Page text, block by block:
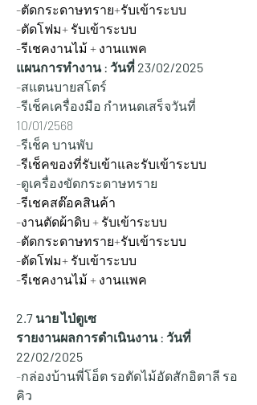
-ตัดกระดาษทราย+รับเข้าระบบ
-ตัดโฟม+ รับเข้าระบบ
-รีเชคงานไม้ + งานแพค
แผนการทำงาน : วันที่ 23/02/2025
-สแตนบายสโตร์
-รีเช็คเครื่องมือ กำหนดเสร็จวันที่
10/01/2568
-รีเช็ค บานพับ
-รีเช็คของที่รับเข้าและรับเข้าระบบ
-ดูเครื่องขัดกระดาษทราย
-รีเชคสต๊อคสินค้า
-งานตัดผ้าดิบ + รับเข้าระบบ
-ตัดกระดาษทราย+รับเข้าระบบ
-ตัดโฟม+ รับเข้าระบบ
-รีเชคงานไม้ + งานแพค
2.7 นาย ไป่ตูเซ
รายงานผลการดำเนินงาน : วันที่
22/02/2025
-กล่องบ้านพี่โอ็ต รอตัดไม้อัดสักอิตาลี รอ
คิว